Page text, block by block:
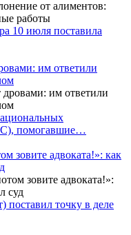
10 июля поставила
им ответили
помогавшие…
зовите адвоката!»: как
поставил точку в деле